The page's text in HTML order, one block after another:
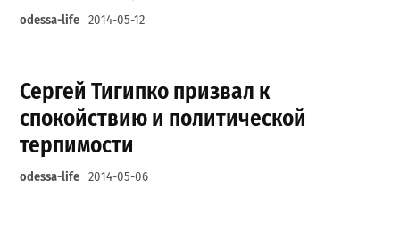
odessa-life 2014-05-12
Сергей Тигипко призвал к
спокойствию и политической
терпимости
odessa-life 2014-05-06